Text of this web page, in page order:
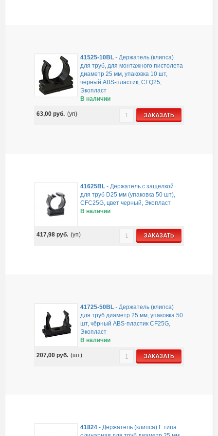
41525-10BL- Держатель (клипса)
для труб, для монтажного пистолета
диаметр 25 мм, упаковка 10 шт,
черный ABS-пластик, CFQ25,
Экопласт
В наличии
63,00 руб. (уп) ЗАКАЗАТЬ
41625BL- Держатель с защелкой
для труб D25 мм (упаковка 50 шт),
CFC25G, цвет черный, Экопласт
В наличии
417,98 руб. (уп) ЗАКАЗАТЬ
41725-50BL- Держатель (клипса)
для труб диаметр 25 мм, упаковка 50
шт, чёрный ABS-пластик CF25G,
Экопласт
В наличии
207,00 руб. (шт) ЗАКАЗАТЬ
41824- Держатель (клипса) F типа